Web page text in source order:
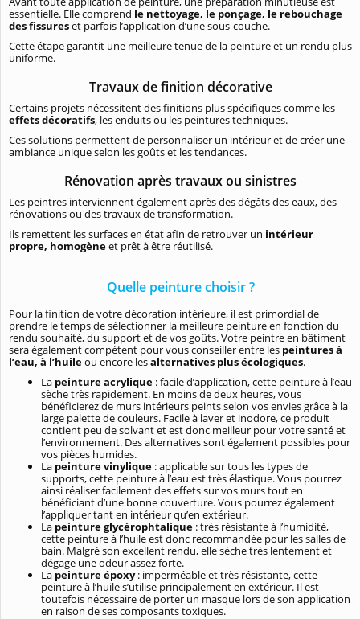
essentielle. Elle comprend le nettoyage, le ponçage, le rebouchage
des fissureset parfois l’application d’une sous-couche.
Cette étape garantit une meilleure tenue de la peinture et un rendu plus
uniforme.
Travaux de finition décorative
Certains projets nécessitent des finitions plus spécifiques comme les
effets décoratifs, les enduits ou les peintures techniques.
Ces solutions permettent de personnaliser un intérieur et de créer une
ambiance unique selon les goûts et les tendances.
Rénovation après travaux ou sinistres
Les peintres interviennent également après des dégâts des eaux, des
rénovations ou des travaux de transformation.
Ils remettent les surfaces en état afin de retrouver un intérieur
propre, homogèneet prêt à être réutilisé.
Quelle peinture choisir ?
Pour la finition de votre décoration intérieure, il est primordial de
prendre le temps de sélectionner la meilleure peinture en fonction du
rendu souhaité, du support et de vos goûts. Votre peintre en bâtiment
sera également compétent pour vous conseiller entre les peintures à
l’eau, à l’huileou encore lesalternatives plus écologiques.
La peinture acrylique : facile d’application, cette peinture à l’eau
sèche très rapidement. En moins de deux heures, vous
bénéficierez de murs intérieurs peints selon vos envies grâce à la
large palette de couleurs. Facile à laver et inodore, ce produit
contient peu de solvant et est donc meilleur pour votre santé et
l’environnement. Des alternatives sont également possibles pour
vos pièces humides.
La peinture vinylique : applicable sur tous les types de
supports, cette peinture à l’eau est très élastique. Vous pourrez
ainsi réaliser facilement des effets sur vos murs tout en
bénéficiant d’une bonne couverture. Vous pourrez également
l’appliquer tant en intérieur qu’en extérieur.
La peinture glycérophtalique : très résistante à l’humidité,
cette peinture à l’huile est donc recommandée pour les salles de
bain. Malgré son excellent rendu, elle sèche très lentement et
dégage une odeur assez forte.
La peinture époxy: imperméable et très résistante, cette
peinture à l’huile s’utilise principalement en extérieur. Il est
toutefois nécessaire de porter un masque lors de son application
en raison de ses composants toxiques.